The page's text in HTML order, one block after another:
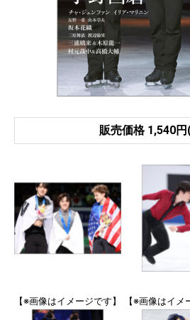
販売価格 1,540
【※画像はイメージです】 【※画像はイメ